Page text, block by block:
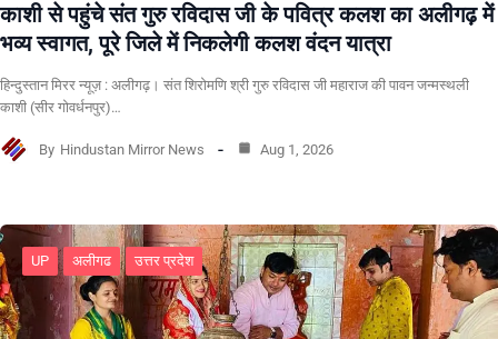
काशी से पहुंचे संत गुरु रविदास जी के पवित्र कलश का अलीगढ़ में
भव्य स्वागत, पूरे जिले में निकलेगी कलश वंदन यात्रा
हिन्दुस्तान मिरर न्यूज़ : अलीगढ़। संत शिरोमणि श्री गुरु रविदास जी महाराज की पावन जन्मस्थली
काशी (सीर गोवर्धनपुर)…
By Hindustan Mirror News Aug 1, 2026
UP अलीगढ उत्तर प्रदेश